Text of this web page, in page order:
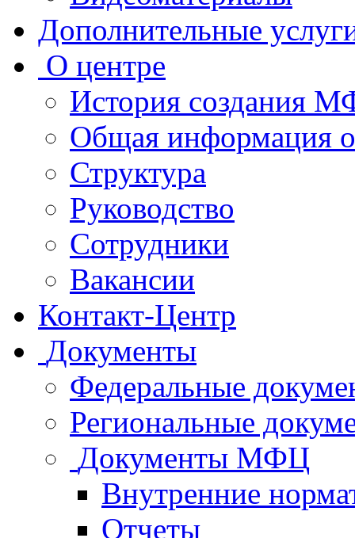
Дополнительные
О центре
История создания
Общая
Структура
Руководство
Сотрудники
Вакансии
Контакт-Центр
Документы
Федеральные
Региональные
Документы МФЦ
Внутренние
Отчеты